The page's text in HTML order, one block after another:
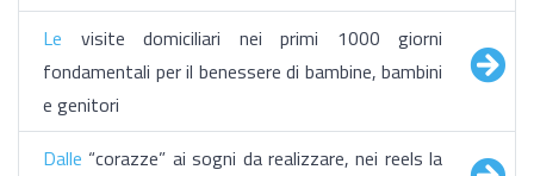
Le visite domiciliari nei primi 1000 giorni
fondamentali per il benessere di bambine, bambini
e genitori
Dalle “corazze” ai sogni da realizzare, nei reels la